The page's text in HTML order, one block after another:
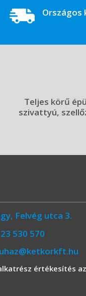
Országos
Teljes körű
szivattyú,
Felvég utca 3.
530 570
értékesítés az